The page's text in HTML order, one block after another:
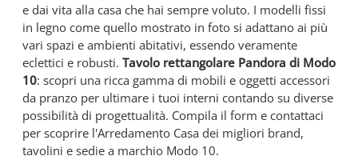
e dai vita alla casa che hai sempre voluto. I modelli fissi
in legno come quello mostrato in foto si adattano ai più
vari spazi e ambienti abitativi, essendo veramente
eclettici e robusti. Tavolo rettangolare Pandora di Modo
10: scopri una ricca gamma di mobili e oggetti accessori
da pranzo per ultimare i tuoi interni contando su diverse
possibilità di progettualità. Compila il form e contattaci
per scoprire l'Arredamento Casa dei migliori brand,
tavolini e sedie a marchio Modo 10.